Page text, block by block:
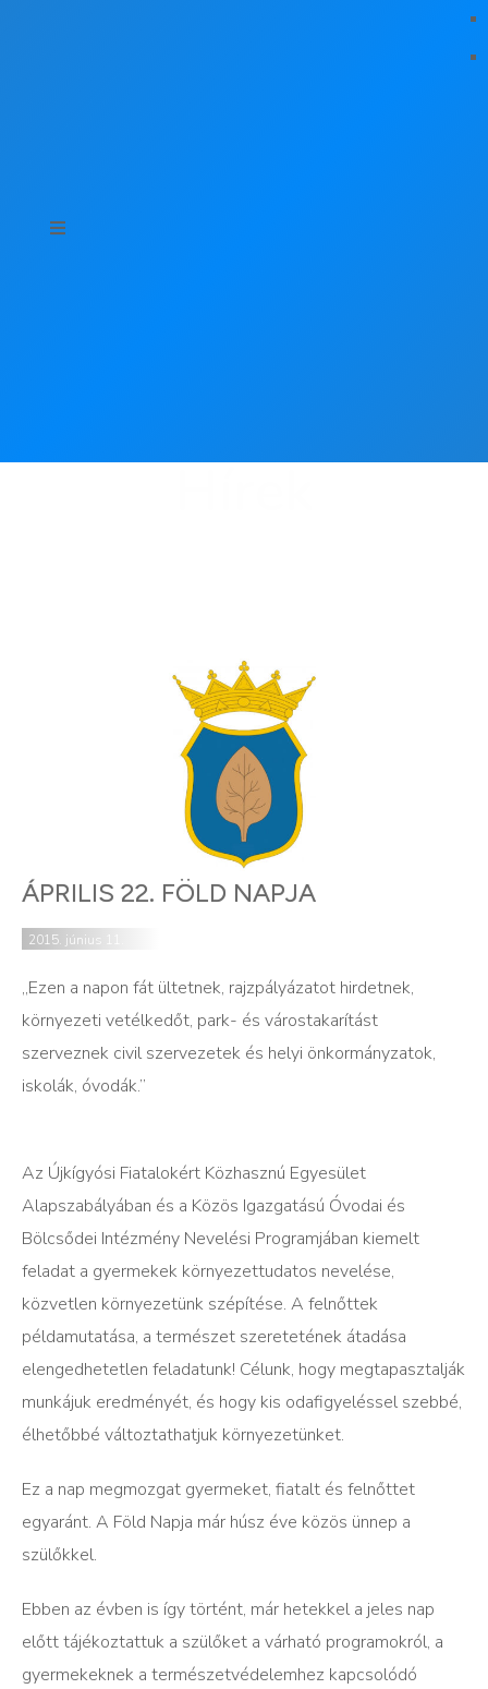
ÁPRILIS 22. FÖLD NAPJA
2015. június 11.
„Ezen a napon fát ültetnek, rajzpályázatot hirdetnek,
környezeti vetélkedőt, park- és várostakarítást
szerveznek civil szervezetek és helyi önkormányzatok,
iskolák, óvodák.”
Az Újkígyósi Fiatalokért Közhasznú Egyesület
Alapszabályában és a Közös Igazgatású Óvodai és
Bölcsődei Intézmény Nevelési Programjában kiemelt
feladat a gyermekek környezettudatos nevelése,
közvetlen környezetünk szépítése. A felnőttek
példamutatása, a természet szeretetének átadása
elengedhetetlen feladatunk! Célunk, hogy megtapasztalják
munkájuk eredményét, és hogy kis odafigyeléssel szebbé,
élhetőbbé változtathatjuk környezetünket.
Ez a nap megmozgat gyermeket, fiatalt és felnőttet
egyaránt. A Föld Napja már húsz éve közös ünnep a
szülőkkel.
Ebben az évben is így történt, már hetekkel a jeles nap
előtt tájékoztattuk a szülőket a várható programokról, a
gyermekeknek a természetvédelemhez kapcsolódó